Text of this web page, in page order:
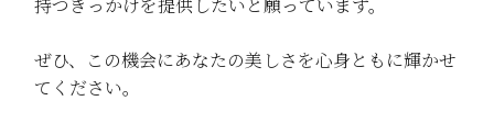
ぜひ、この機会にあなたの美しさを心身ともに輝かせ
てください。